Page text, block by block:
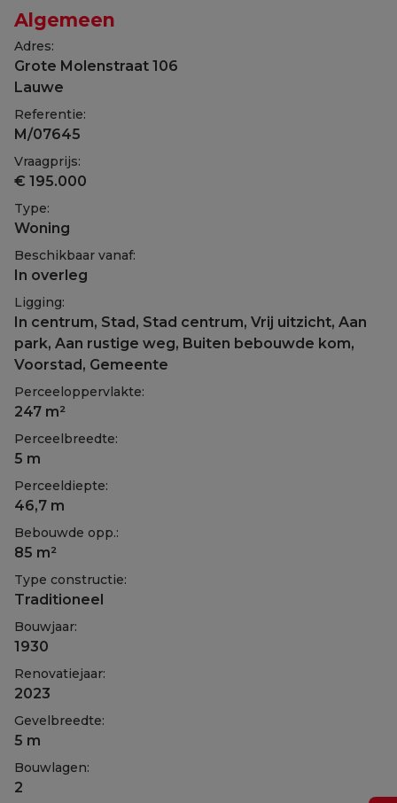
Algemeen
Adres:
Grote Molenstraat 106
Lauwe
Referentie:
M/07645
Vraagprijs:
€ 195.000
Type:
Woning
Beschikbaar vanaf:
In overleg
Ligging:
In centrum, Stad, Stad centrum, Vrij uitzicht, Aan
park, Aan rustige weg, Buiten bebouwde kom,
Voorstad, Gemeente
Perceeloppervlakte:
247 m²
Perceelbreedte:
5 m
Perceeldiepte:
46,7 m
Bebouwde opp.:
85 m²
Type constructie:
Traditioneel
Bouwjaar:
1930
Renovatiejaar:
2023
Gevelbreedte:
5 m
Bouwlagen:
2